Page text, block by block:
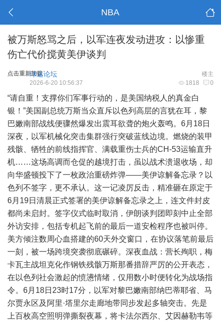
NBA
被万斯怒骂之后，以军连夜发动进攻：以惨重
伤亡代价搅黄美伊谈判
点击重新加载 楼主
球迷论坛
1818 0
2026-6-20 10:56:37
“请自重！支撑你们军事行动的，是美国纳税人的真金白
银！”美国副总统万斯当众直斥以色列高层的言犹在耳，黎
巴嫩南部战线便骤然爆发出震耳欲聋的炮火轰鸣。6月18日
深夜，以军机械化突击集群强行突破蓝线边境。燃烧的装甲
残骸、牺牲的前线指挥官、满载重伤士兵的CH-53运输直升
机……这场高调而仓促的越境打击，虽以战术溃退收场，却
向华盛顿投下了一枚政治重磅炸弹——美伊谅解备忘录？以
色列不签字，更不承认。这一记凌厉反击，精准砸在原定于
6月19日清晨正式签署的美伊谅解备忘录之上，连文件封皮
都尚未启封。签字仪式临时取消，伊朗谈判团即刻中止全部
外访安排，包括专机起飞前的最后一道安检程序也被叫停。
美方倾注数周心血搭建的60天外交窗口，在协议落笔前最后
一刻，被一场跨境突袭彻底碾碎。深夜血战：营长殉职，梅
卡瓦主战坦克化作钢铁残骸万斯那番措辞严厉的公开表态，
在以色列社会激起的愤懑情绪，仅用数小时便转化为战场指
令。6月18日23时17分，以军对黎巴嫩南部纳巴蒂耶省、马
尔贾永区及阿里·塔里尔走廊地带同步发起多轴突击。先是
上百枚高空照明弹撕裂夜幕，将卡法尔西尔、艾因赫勒韦等